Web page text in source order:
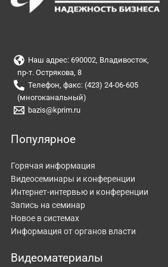
Наш адрес: 690002, Владивосток,
пр-т. Острякова, 8
Телефон, факс: (423) 24-06-605
(многоканальный)
bazis@kprim.ru
Популярное
Горячая информация
Видеосеминары и конференции
Интернет-интервью и конференции
Запись на семинар
Новое в системах
Информация от органов власти
Видеоматериалы